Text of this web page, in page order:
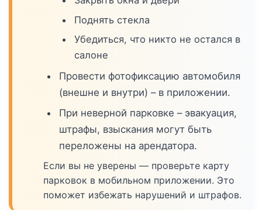
Поднять стекла
Убедиться, что никто не остался в
салоне
Провести фотофиксацию автомобиля
(внешне и внутри) – в приложении.
При неверной парковке – эвакуация,
штрафы, взыскания могут быть
переложены на арендатора.
Если вы не уверены — проверьте карту
парковок в мобильном приложении. Это
поможет избежать нарушений и штрафов.